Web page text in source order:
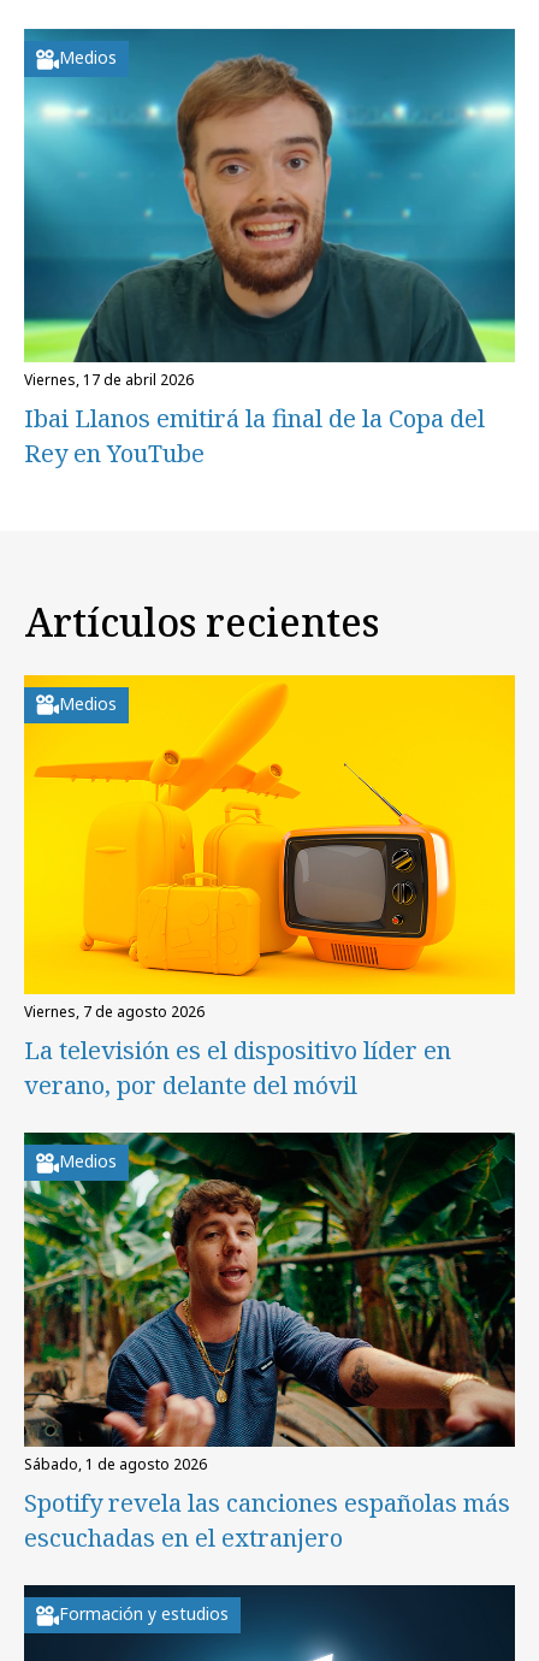
Medios
viernes, 17 de abril 2026
Ibai Llanos emitirá la final de la Copa del
Rey en YouTube
Artículos recientes
Medios
viernes, 7 de agosto 2026
La televisión es el dispositivo líder en
verano, por delante del móvil
Medios
sábado, 1 de agosto 2026
Spotify revela las canciones españolas más
escuchadas en el extranjero
Formación y estudios